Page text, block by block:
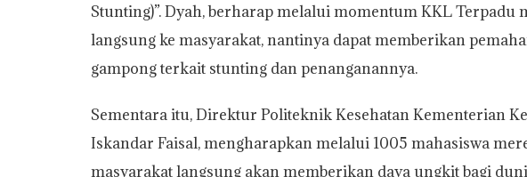
Stunting)”. Dyah, berharap melalui momentum KKL Terpadu
langsung ke masyarakat, nantinya dapat memberikan
gampong terkait stunting dan penanganannya.
Sementara itu, Direktur Politeknik Kesehatan Kementerian
Iskandar Faisal, mengharapkan melalui 1005 mahasiswa
masyarakat langsung akan memberikan daya ungkit bagi